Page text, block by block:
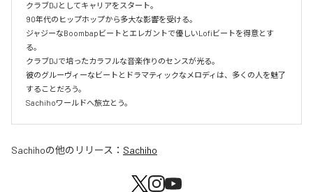
クラブDJとしてキャリアをスタート。
90年代のヒップホップから多大な影響を受ける。
ジャジーなBoombapビートとエレガントで優しいLofiビートを得意とす
る。
クラブDJで培ったカラフルな音楽作りのセンスが光る。
彼のグルーヴィーなビートとドラマティックなメロディは、多くの人を魅了
することだろう。
Sachihoワールドへ旅立とう。
Sachihoの他のリリース： Sachiho